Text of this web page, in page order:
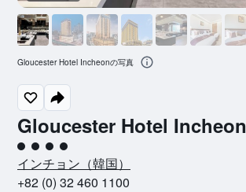
Gloucester Hotel Incheon
4​クラス評価
インチョン​（韓国​）​
+82 (0) 32 460 1100
Gloucester Hotel Incheonの写真